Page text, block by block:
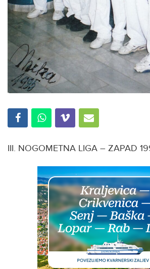
III. NOGOMETNA LIGA – ZAPAD